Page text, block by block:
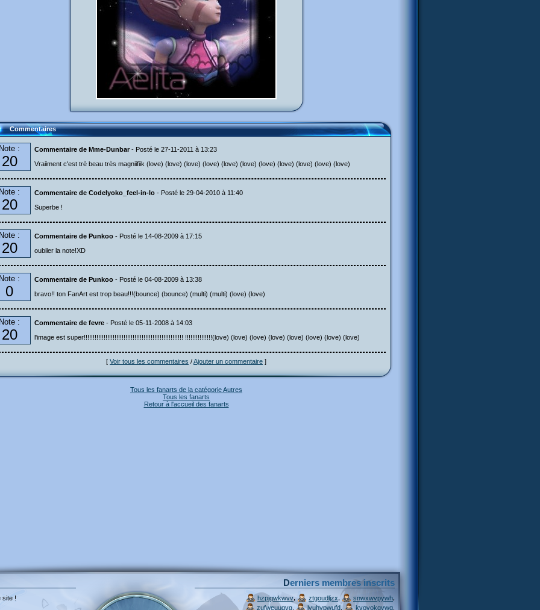
Commentaires
Note :
20
Commentaire de Mme-Dunbar - Posté le 27-11-2011 à 13:23
Vraiiment c'est trè beau très magniifiik (love) (love) (love) (love) (love) (love) (love) (love) (love) (love) (love)
Note :
20
Commentaire de Codelyoko_feel-in-lo - Posté le 29-04-2010 à 11:40
Superbe !
Note :
20
Commentaire de Punkoo - Posté le 14-08-2009 à 17:15
oubiler la note!XD
Note :
0
Commentaire de Punkoo - Posté le 04-08-2009 à 13:38
bravo!! ton FanArt est trop beau!!!(bounce) (bounce) (multi) (multi) (love) (love)
Note :
20
Commentaire de fevre - Posté le 05-11-2008 à 14:03
l'image est super!!!!!!!!!!!!!!!!!!!!!!!!!!!!!!!!!!!!!!!!!!!!!!!!!!!!!!! !!!!!!!!!!!!!!!(love) (love) (love) (love) (love) (love) (love) (love)
[ Voir tous les commentaires /Ajouter un commentaire ]
Tous les fanarts de la catégorie Autres
Tous les fanarts
Retour à l'accueil des fanarts
site !
Derniers membres inscrits
hzpjqwkwvv, ztgoudljzx , snwxwvpywh
zufweuuqvg
lyuhypwufd , kvovokqvwq